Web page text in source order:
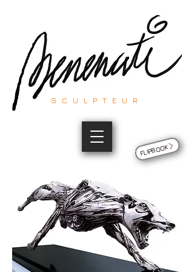
FLIPBOOK
Site du sculpteur Thierry Benenati
SCULPTEUR